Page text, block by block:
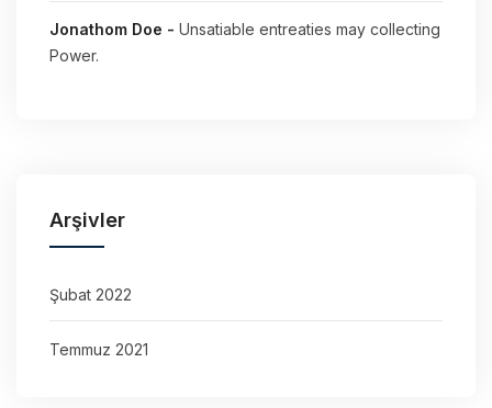
Jonathom Doe - Unsatiable entreaties may collecting
Power.
Arşivler
Şubat 2022
Temmuz 2021